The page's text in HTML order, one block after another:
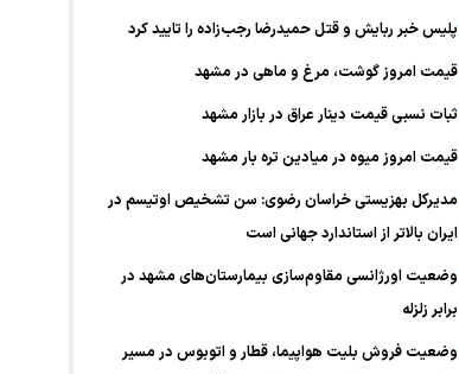
پلیس خبر ربایش و قتل حمیدرضا رجب‌زاده را تایید کرد
قیمت امروز گوشت، مرغ و ماهی در مشهد
ثبات نسبی قیمت دینار عراق در بازار مشهد
قیمت امروز میوه در میادین تره بار مشهد
مدیرکل بهزیستی خراسان رضوی: سن تشخیص اوتیسم در
ایران بالاتر از استاندارد جهانی است
وضعیت اورژانسی مقاوم‌سازی بیمارستان‌های مشهد در
برابر زلزله
وضعیت فروش بلیت هواپیما، قطار و اتوبوس در مسیر